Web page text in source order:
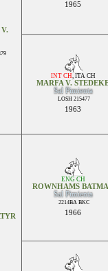
1965
INT CH, ITA CH
MARFA V.
Sal Pimienta
LOSH 215477
1963
ENG CH
ROWNHAMS
Sal Pimienta
2214BA BKC
1966